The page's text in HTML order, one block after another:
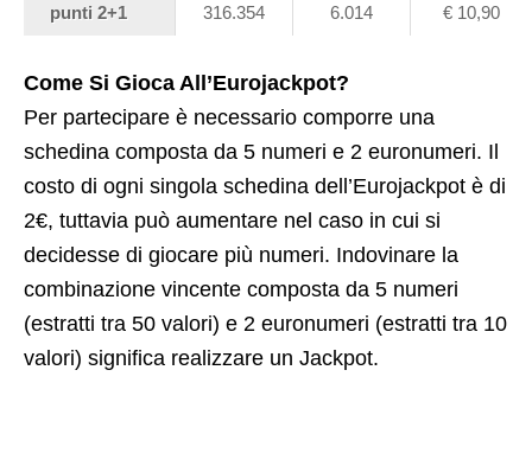
punti 2+1 316.354 6.014 € 10,90
Come Si Gioca All’Eurojackpot?
Per partecipare è necessario comporre una
schedina composta da 5 numeri e 2 euronumeri. Il
costo di ogni singola schedina dell’Eurojackpot è di
2€, tuttavia può aumentare nel caso in cui si
decidesse di giocare più numeri. Indovinare la
combinazione vincente composta da 5 numeri
(estratti tra 50 valori) e 2 euronumeri (estratti tra 10
valori) significa realizzare un Jackpot.